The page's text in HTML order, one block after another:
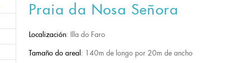
Praia da Nosa Señora
Localización: Illa do Faro
Tamaño do areal : 140m de longo por 20m de ancho